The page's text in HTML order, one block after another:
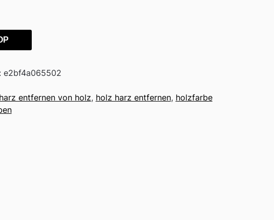
e2bf4a065502
harz entfernen von holz, holz harz entfernen, holzfarbe